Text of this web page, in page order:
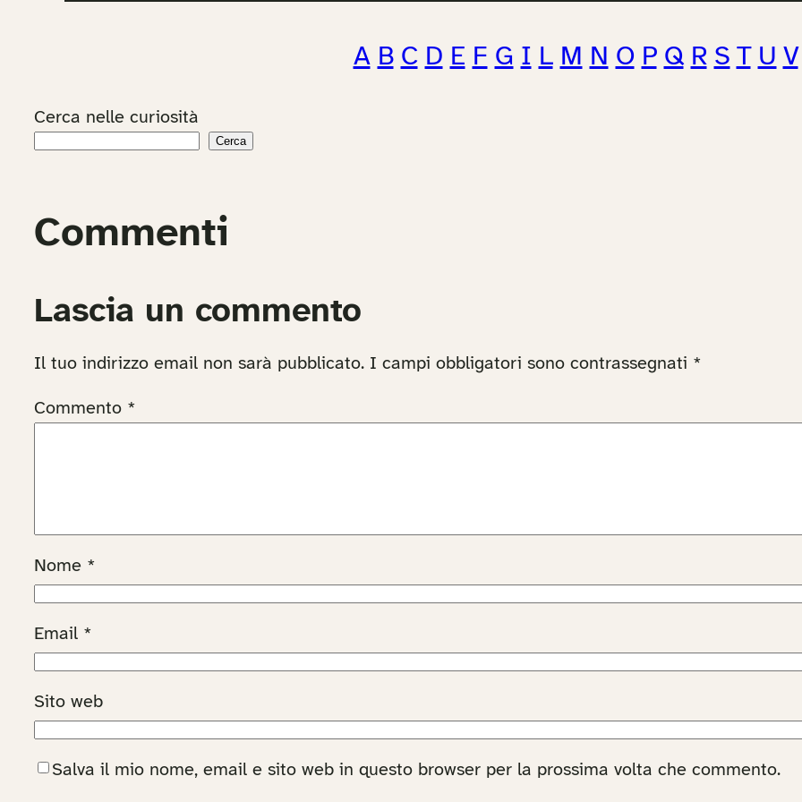
A B C D E F G I L M N O P Q R S T U V
Cerca nelle curiosità
Cerca
Commenti
Lascia un commento
Il tuo indirizzo email non sarà pubblicato. I campi obbligatori sono contrassegnati *
Commento *
Nome *
Email *
Sito web
Salva il mio nome, email e sito web in questo browser per la prossima volta che commento.